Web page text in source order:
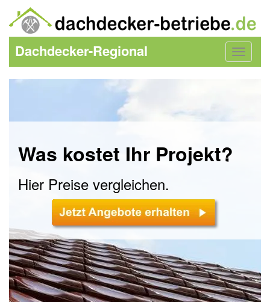
Toggle
Dachdecker-Regional
Was kostet Ihr Projekt?
Hier Preise vergleichen.